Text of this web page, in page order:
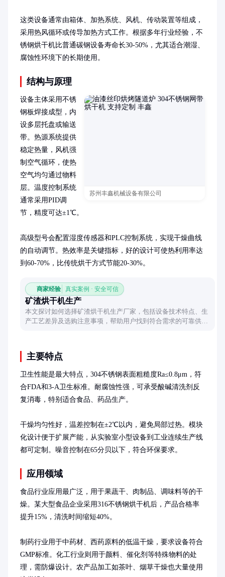
这类设备通常由箱体、加热系统、风机、传动装置等组成，
采用热风循环或传导加热方式工作。根据多年行业经验，不
锈钢烘干机比普通碳钢设备寿命长30-50%，尤其适合潮湿、
腐蚀性环境下的长期使用。
结构与原理
苏州丰鑫机械设备有限公司
设备主体采用不锈
钢板焊接成型，内
设多层托盘或输送
带。热源系统提供
稳定热量，风机强
制空气循环，使热
空气均匀通过物料
层。温度控制系统
通常采用PID调
节，精度可达±1℃。
高级型号会配置湿度传感器和PLC控制系统，实现干燥曲线
的自动调节。热效率是关键指标，好的设计可使热利用率达
到60-70%，比传统烘干方式节能20-30%。
商家经验 真实案例 · 安全可信
矿渣烘干机生产
本文探讨如何选择矿渣烘干机生产厂家，包括设备技术特点、生
产工艺差异及选购注意事项，帮助用户找到符合需求的可靠供应
主要特点
卫生性能是最大特点，304不锈钢表面粗糙度Ra≤0.8μm，符
合FDA和3-A卫生标准。耐腐蚀性强，可承受酸碱清洗剂反
复消毒，特别适合食品、药品生产。
干燥均匀性好，温差控制在±2℃以内，避免局部过热。模块
化设计便于扩展产能，从实验室小型设备到工业连续生产线
都可定制。噪音控制在65分贝以下，符合环保要求。
应用领域
食品行业应用最广泛，用于果蔬干、肉制品、调味料等的干
燥。某大型食品企业采用316不锈钢烘干机后，产品合格率
提升15%，清洗时间缩短40%。
制药行业用于中药材、西药原料的低温干燥，要求设备符合
GMP标准。化工行业则用于颜料、催化剂等特殊物料的处
理，需防爆设计。农产品加工如茶叶、烟草干燥也大量使用